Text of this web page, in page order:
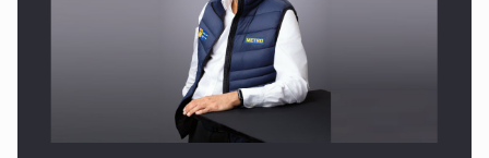
Ce nu stiu Directorii de HR despre performanta echipelor…